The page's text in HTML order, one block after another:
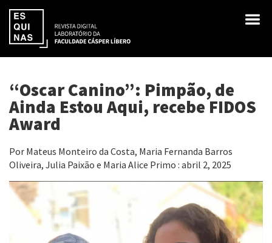
“Oscar Canino”: Pimpão, de
Ainda Estou Aqui, recebe FIDOS
Award
Por Mateus Monteiro da Costa, Maria Fernanda Barros
Oliveira, Julia Paixão e Maria Alice Primo : abril 2, 2025